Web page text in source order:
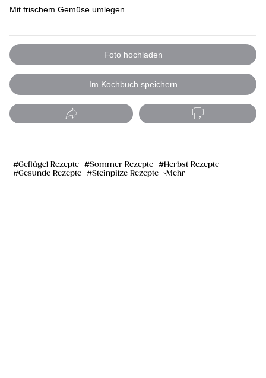
Mit frischem Gemüse umlegen.
Foto hochladen
Im Kochbuch speichern
Geflügel Rezepte Sommer Rezepte
Herbst Rezepte
Gesunde Rezepte
Steinpilze Rezepte Mehr